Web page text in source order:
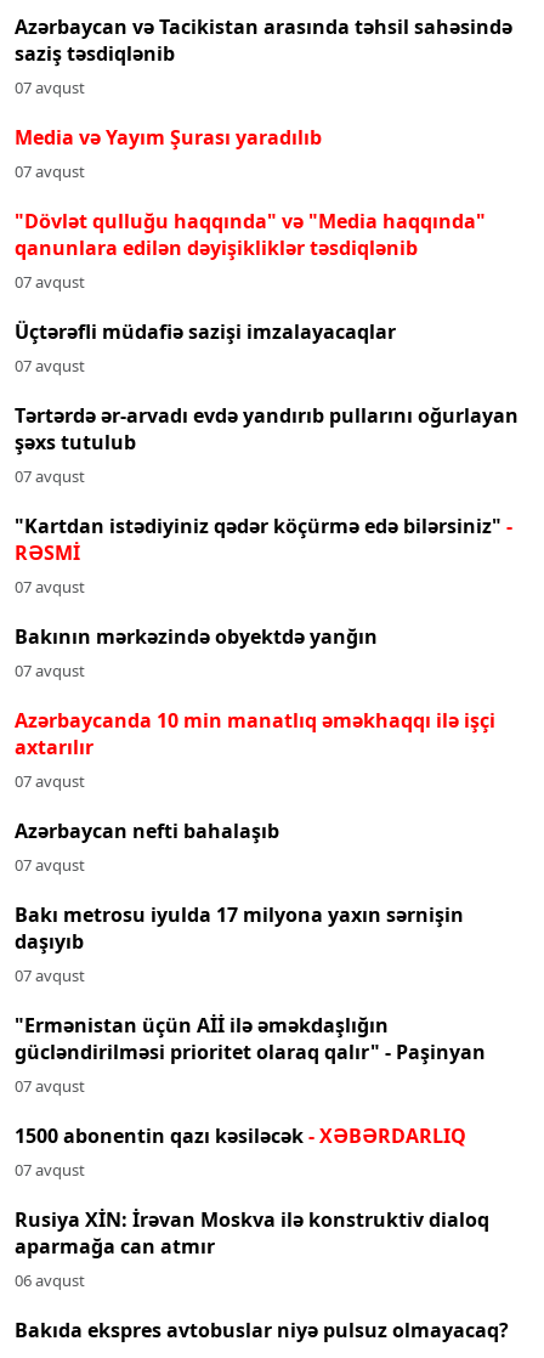
Azərbaycan və Tacikistan arasında təhsil sahəsində
saziş təsdiqlənib
07 avqust
Media və Yayım Şurası yaradılıb
07 avqust
"Dövlət qulluğu haqqında" və "Media haqqında"
qanunlara edilən dəyişikliklər təsdiqlənib
07 avqust
Üçtərəfli müdafiə sazişi imzalayacaqlar
07 avqust
Tərtərdə ər-arvadı evdə yandırıb pullarını oğurlayan
şəxs tutulub
07 avqust
"Kartdan istədiyiniz qədər köçürmə edə bilərsiniz" -
RƏSMİ
07 avqust
Bakının mərkəzində obyektdə yanğın
07 avqust
Azərbaycanda 10 min manatlıq əməkhaqqı ilə işçi
axtarılır
07 avqust
Azərbaycan nefti bahalaşıb
07 avqust
Bakı metrosu iyulda 17 milyona yaxın sərnişin
daşıyıb
07 avqust
"Ermənistan üçün Aİİ ilə əməkdaşlığın
gücləndirilməsi prioritet olaraq qalır" - Paşinyan
07 avqust
1500 abonentin qazı kəsiləcək- XƏBƏRDARLIQ
07 avqust
Rusiya XİN: İrəvan Moskva ilə konstruktiv dialoq
aparmağa can atmır
06 avqust
Bakıda ekspres avtobuslar niyə pulsuz olmayacaq?